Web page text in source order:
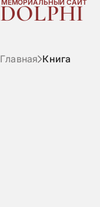
DOLPHI
МЕМОРИАЛЬНЫЙ САЙТ
Главная Книга